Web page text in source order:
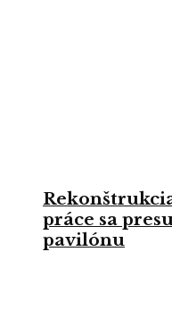
práce sa
pavilónu